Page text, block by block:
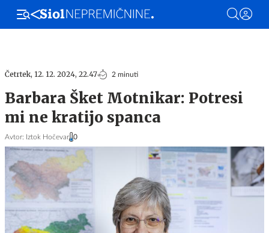
Stanovanja Hiše Ljubljana Maribor Zadnji